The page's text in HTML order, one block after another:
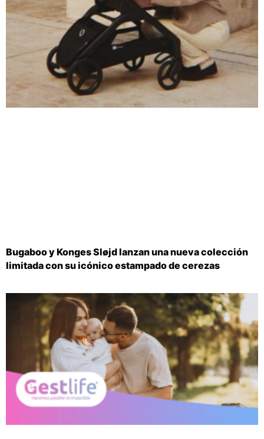
Bugaboo y Konges Sløjd lanzan una nueva colección
limitada con su icónico estampado de cerezas